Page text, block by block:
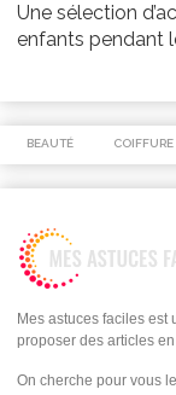
Une sélection
enfants pendant
BEAUTÉ COIFFURE
Mes astuces faciles est
proposer des articles
On cherche pour vous